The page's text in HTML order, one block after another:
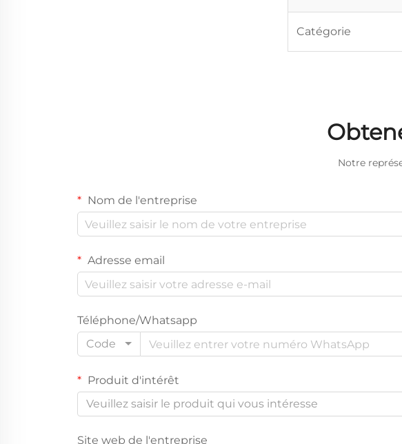
Catégorie
Notre
Nom de l'entreprise
Adresse email
Téléphone/Whatsapp
Code
Produit d'intérêt
Veuillez saisir le produit qui vous intéresse
Site web de l'entreprise